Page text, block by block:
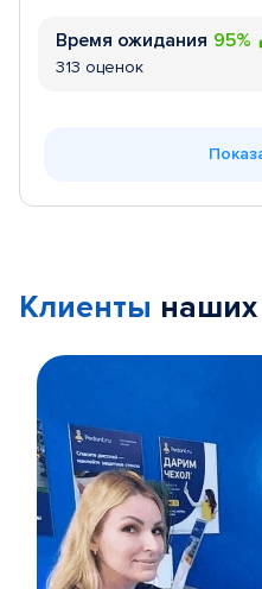
Время ожидания 95%
313 оценок
Клиенты наших